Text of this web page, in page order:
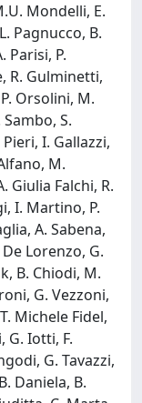
Mondelli, E.
Pagnucco, B.
Parisi, P.
R. Gulminetti,
Orsolini, M.
S.
I. Gallazzi,
M.
Giulia Falchi, R.
I. Martino, P.
A. Sabena,
Lorenzo, G.
B. Chiodi, M.
G. Vezzoni,
Michele Fidel,
G. Iotti, F.
G. Tavazzi,
Daniela, B.